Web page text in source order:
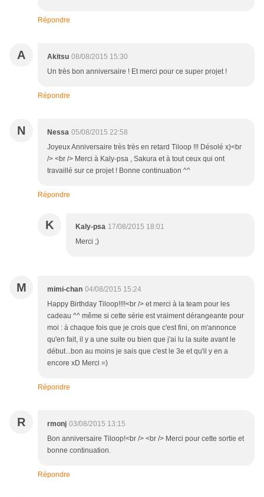
Répondre
A Akitsu 08/08/2015 15:30
Un très bon anniversaire ! Et merci pour ce super projet !
Répondre
N Nessa 05/08/2015 22:58
Joyeux Anniversaire très très en retard Tiloop !!! Désolé x)<br
/> <br /> Merci à Kaly-psa , Sakura et à tout ceux qui ont
travaillé sur ce projet ! Bonne continuation ^^
Répondre
K Kaly-psa 17/08/2015 18:01
Merci ;)
M mimi-chan 04/08/2015 15:24
Happy Birthday Tiloop!!!!<br /> et merci à la team pour les
cadeau ^^ même si cette série est vraiment dérangeante pour
moi : à chaque fois que je crois que c'est fini, on m'annonce
qu'en fait, il y a une suite ou bien que j'ai lu la suite avant le
début...bon au moins je sais que c'est le 3e et qu'il y en a
encore xD Merci =)
Répondre
R rmonj 03/08/2015 13:15
Bon anniversaire Tiloop!<br /> <br /> Merci pour cette sortie et
bonne continuation.
Répondre